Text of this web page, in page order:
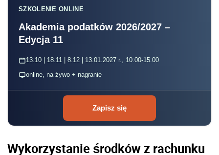
SZKOLENIE ONLINE
Akademia podatków 2026/2027 –
Edycja 11
13.10 | 18.11 | 8.12 | 13.01.2027 r., 10:00-15:00
online, na żywo + nagranie
Zapisz się
Wykorzystanie środków z rachunku